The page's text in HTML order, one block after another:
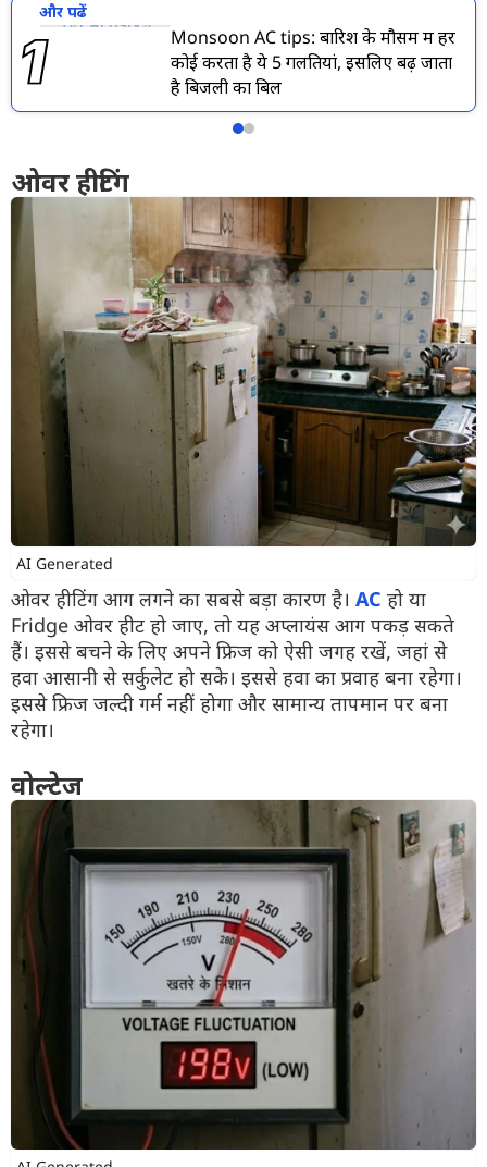
और पढें
Monsoon AC tips: बारिश के मौसम में हर
कोई करता है ये 5 गलतियां, इसलिए बढ़ जाता
है बिजली का बिल
ओवर हीटिंग
AI Generated
ओवर हीटिंग आग लगने का सबसे बड़ा कारण है। AC हो या
Fridge ओवर हीट हो जाए, तो यह अप्लायंस आग पकड़ सकते
हैं। इससे बचने के लिए अपने फ्रिज को ऐसी जगह रखें, जहां से
हवा आसानी से सर्कुलेट हो सके। इससे हवा का प्रवाह बना रहेगा।
इससे फ्रिज जल्दी गर्म नहीं होगा और सामान्य तापमान पर बना
रहेगा।
वोल्टेज